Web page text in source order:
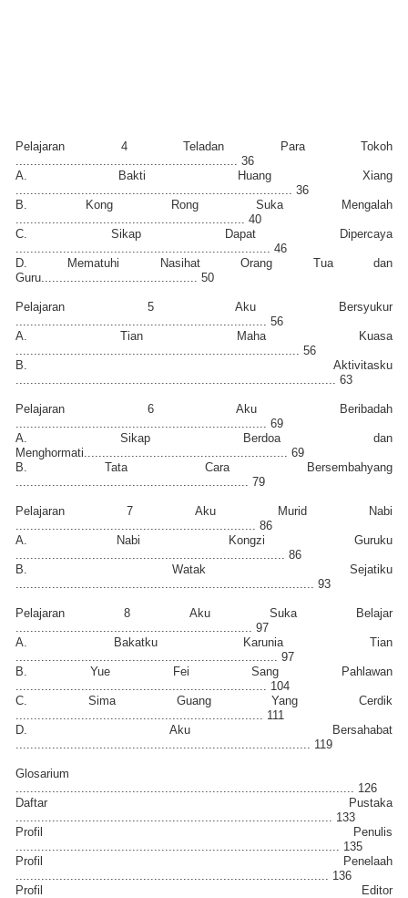
Pelajaran 4 Teladan Para Tokoh
............................................................. 36
A. Bakti Huang Xiang
............................................................................ 36
B. Kong Rong Suka Mengalah
............................................................... 40
C. Sikap Dapat Dipercaya
...................................................................... 46
D. Mematuhi Nasihat Orang Tua dan
Guru........................................... 50
Pelajaran 5 Aku Bersyukur
..................................................................... 56
A. Tian Maha Kuasa
.............................................................................. 56
B. Aktivitasku
........................................................................................ 63
Pelajaran 6 Aku Beribadah
..................................................................... 69
A. Sikap Berdoa dan
Menghormati........................................................ 69
B. Tata Cara Bersembahyang
................................................................ 79
Pelajaran 7 Aku Murid Nabi
.................................................................. 86
A. Nabi Kongzi Guruku
.......................................................................... 86
B. Watak Sejatiku
.................................................................................. 93
Pelajaran 8 Aku Suka Belajar
................................................................. 97
A. Bakatku Karunia Tian
........................................................................ 97
B. Yue Fei Sang Pahlawan
..................................................................... 104
C. Sima Guang Yang Cerdik
.................................................................... 111
D. Aku Bersahabat
................................................................................. 119
Glosarium
............................................................................................. 126
Daftar Pustaka
....................................................................................... 133
Profil Penulis
......................................................................................... 135
Profil Penelaah
...................................................................................... 136
Profil Editor